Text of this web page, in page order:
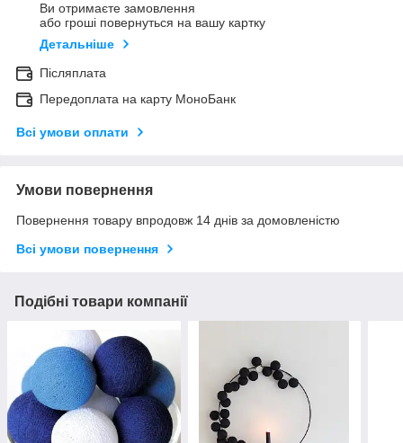
Ви отримаєте замовлення
або гроші повернуться на вашу картку
Детальніше
Післяплата
Передоплата на карту МоноБанк
Всі умови оплати
Умови повернення
Повернення товару впродовж 14 днів за домовленістю
Всі умови повернення
Подібні товари компанії